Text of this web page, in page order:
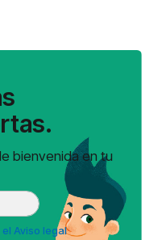
bienvenida en tu
Aviso legal